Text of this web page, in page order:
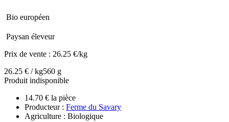
Bio européen
Paysan éleveur
Prix de vente : 26.25 €/kg
26.25 € / kg560 g
Produit indisponible
14.70 € la pièce
Producteur : Ferme du Savary
Agriculture : Biologique